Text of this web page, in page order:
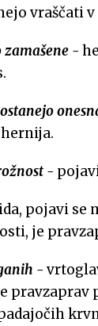
vraščati v
zamašene -
-
pojavi se
je
-